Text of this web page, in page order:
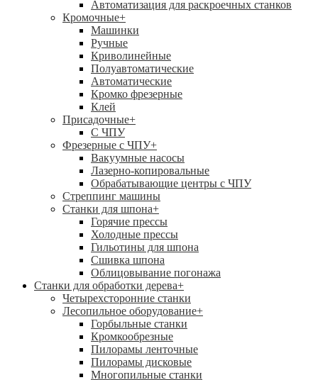
Автоматизация для раскроечных станков
Кромочные+
Машинки
Ручные
Криволинейные
Полуавтоматические
Автоматические
Кромко фрезерные
Клей
Присадочные+
С ЧПУ
Фрезерные с ЧПУ+
Вакуумные насосы
Лазерно-копировальные
Обрабатывающие центры с ЧПУ
Стреппинг машины
Станки для шпона+
Горячие прессы
Холодные прессы
Гильотины для шпона
Сшивка шпона
Облицовывание погонажа
Станки для обработки дерева+
Четырехсторонние станки
Лесопильное оборудование+
Горбыльные станки
Кромкообрезные
Пилорамы ленточные
Пилорамы дисковые
Многопильные станки